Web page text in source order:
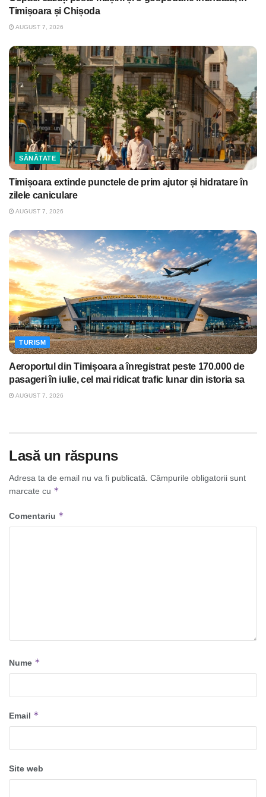
Timișoara și Chișoda
AUGUST 7, 2026
SĂNĂTATE
Timișoara extinde punctele de prim ajutor și hidratare în
zilele caniculare
AUGUST 7, 2026
TURISM
Aeroportul din Timișoara a înregistrat peste 170.000 de
pasageri în iulie, cel mai ridicat trafic lunar din istoria sa
AUGUST 7, 2026
Lasă un răspuns
Adresa ta de email nu va fi publicată. Câmpurile obligatorii sunt
marcate cu *
Comentariu *
Nume *
Email *
Site web